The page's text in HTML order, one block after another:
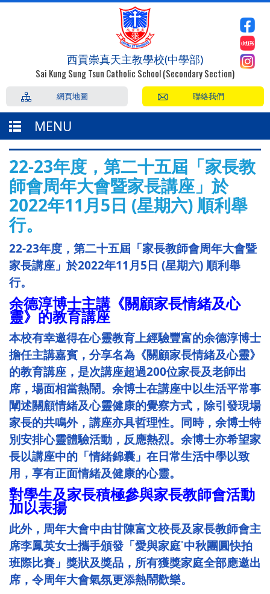
西貢崇真天主教學校(中學部)
Sai Kung Sung Tsun Catholic School (Secondary Section)
聯絡我們
網頁地圖
MENU
22-23年度，第二十五屆「家長教
師會周年大會暨家長講座」於
2022年11月5日 (星期六) 順利舉
行。
22-23年度，第二十五屆「家長教師會周年大會暨
家長講座」於2022年11月5日 (星期六) 順利舉
行。
余德淳博士主講《關顧家長情緒及心
靈》的教育講座
本校有幸邀得在心靈教育上經驗豐富的余德淳博士
擔任主講嘉賓，分享名為《關顧家長情緒及心靈》
的教育講座，是次講座超過200位家長及老師出
席，場面相當熱鬧。余博士在講座中以生活平常事
闡述關顧情緒及心靈健康的覺察方式，除引發現場
家長的共鳴外，講座亦具哲理性。同時，余博士特
別安排心靈體驗活動，反應熱烈。余博士亦希望家
長以講座中的「情緒錦囊」在日常生活中學以致
用，享有正面情緒及健康的心靈。
對學生及家長積極參與家長教師會活動
加以表揚
此外，周年大會中由甘陳富文校長及家長教師會主
席李鳳英女士攜手頒發「愛與家庭˙中秋團圓快拍
班際比賽」獎狀及獎品，所有獲獎家庭全部應邀出
席，令周年大會氣氛更添熱鬧歡樂。